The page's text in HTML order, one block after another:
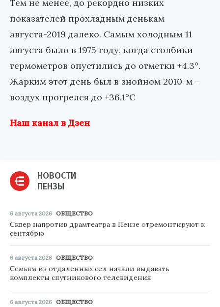
Тем не менее, до рекордно низких
показателей прохладным денькам
августа-2019 далеко. Самым холодным 11
августа было в 1975 году, когда столбики
термометров опустились до отметки +4.3°.
Жарким этот день был в знойном 2010-м –
воздух прогрелся до +36.1°С
Наш канал в Дзен
НОВОСТИ
ПЕНЗЫ
6 августа 2026 ОБЩЕСТВО
Сквер напротив драмтеатра в Пензе отремонтируют к
сентябрю
6 августа 2026 ОБЩЕСТВО
Семьям из отдаленных сел начали выдавать
комплекты спутникового телевидения
6 августа 2026 ОБЩЕСТВО